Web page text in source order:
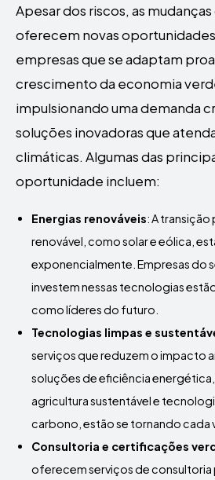
Apesar dos riscos, as
oferecem novas
empresas que se adaptam
crescimento da economia
impulsionando uma demanda
soluções inovadoras que
climáticas. Algumas das
oportunidade incluem:
Energias renováveis: A
renovável, como solar e eólica,
exponencialmente. Empresas do
investem nessas tecnologias
como líderes do futuro.
Tecnologias limpas e
serviços que reduzem o impacto
soluções de eficiência
agricultura sustentável e
carbono, estão se tornando cada
Consultoria e certificações
oferecem serviços de consultoria